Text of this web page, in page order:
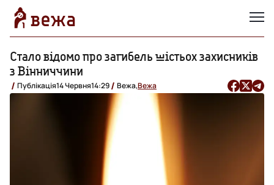
Стало відомо про загибель шістьох захисників
з Вінниччини
Публікація14 Червня14:29 Вежа,Вежа